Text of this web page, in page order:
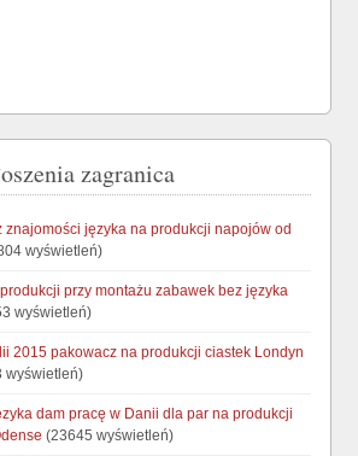
zagranica
znajomości języka na produkcji napojów od
wyświetleń)
przy montażu zabawek bez języka
wyświetleń)
2015 pakowacz na produkcji ciastek Londyn
wyświetleń)
dam pracę w Danii dla par na produkcji
(23645 wyświetleń)